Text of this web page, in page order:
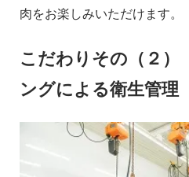
肉をお楽しみいただけます。
こだわりその（２
ングによる衛生管理